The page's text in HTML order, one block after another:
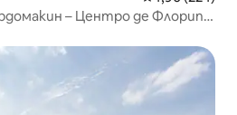
– Центро де Флорипа,